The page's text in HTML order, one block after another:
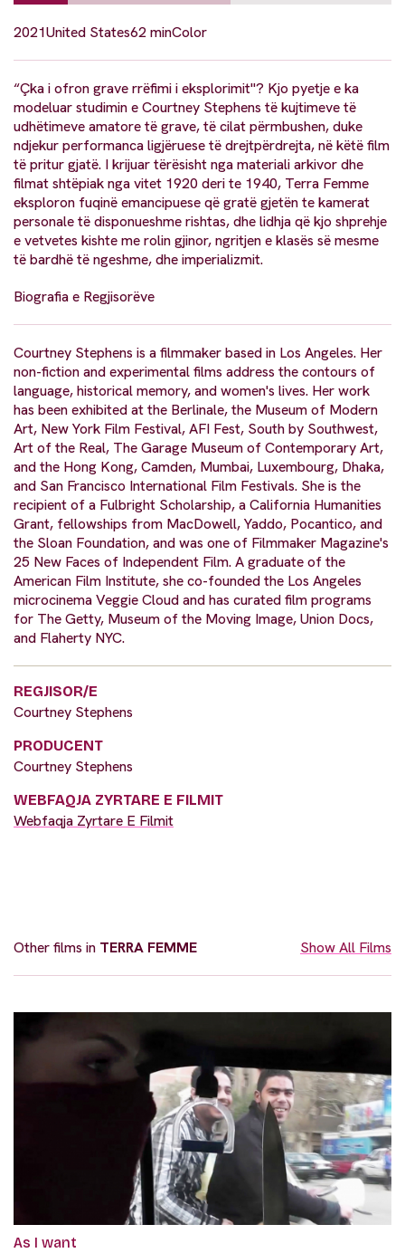
2021United States62 minColor
“Çka i ofron grave rrëfimi i eksplorimit"? Kjo pyetje e ka
modeluar studimin e Courtney Stephens të kujtimeve të
udhëtimeve amatore të grave, të cilat përmbushen, duke
ndjekur performanca ligjëruese të drejtpërdrejta, në këtë film
të pritur gjatë. I krijuar tërësisht nga materiali arkivor dhe
filmat shtëpiak nga vitet 1920 deri te 1940, Terra Femme
eksploron fuqinë emancipuese që gratë gjetën te kamerat
personale të disponueshme rishtas, dhe lidhja që kjo shprehje
e vetvetes kishte me rolin gjinor, ngritjen e klasës së mesme
të bardhë të ngeshme, dhe imperializmit.
Biografia e Regjisorëve
Courtney Stephens is a filmmaker based in Los Angeles. Her
non-fiction and experimental films address the contours of
language, historical memory, and women's lives. Her work
has been exhibited at the Berlinale, the Museum of Modern
Art, New York Film Festival, AFI Fest, South by Southwest,
Art of the Real, The Garage Museum of Contemporary Art,
and the Hong Kong, Camden, Mumbai, Luxembourg, Dhaka,
and San Francisco International Film Festivals. She is the
recipient of a Fulbright Scholarship, a California Humanities
Grant, fellowships from MacDowell, Yaddo, Pocantico, and
the Sloan Foundation, and was one of Filmmaker Magazine's
25 New Faces of Independent Film. A graduate of the
American Film Institute, she co-founded the Los Angeles
microcinema Veggie Cloud and has curated film programs
for The Getty, Museum of the Moving Image, Union Docs,
and Flaherty NYC.
REGJISOR/E
Courtney Stephens
PRODUCENT
Courtney Stephens
WEBFAQJA ZYRTARE E FILMIT
Webfaqja Zyrtare E Filmit
Other films in TERRA FEMME Show All Films
As I want